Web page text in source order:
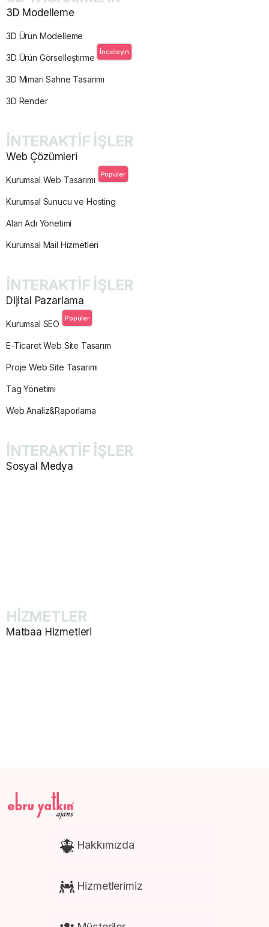
3D Modelleme
3D Ürün Modelleme
3D Ürün Görselleştirme
İnceleyin
3D Mimari Sahne Tasarımı
3D Render
İNTERAKTİF İŞLER
Web Çözümleri
Kurumsal Web Tasarımı
Popüler
Kurumsal Sunucu ve Hosting
Alan Adı Yönetimi
Kurumsal Mail Hizmetleri
İNTERAKTİF İŞLER
Dijital Pazarlama
Kurumsal SEO
Popüler
E-Ticaret Web Site Tasarım
Proje Web Site Tasarımı
Tag Yönetimi
Web Analiz&Raporlama
İNTERAKTİF İŞLER
Sosyal Medya
HİZMETLER
Matbaa Hizmetleri
Hakkımızda
Hizmetlerimiz